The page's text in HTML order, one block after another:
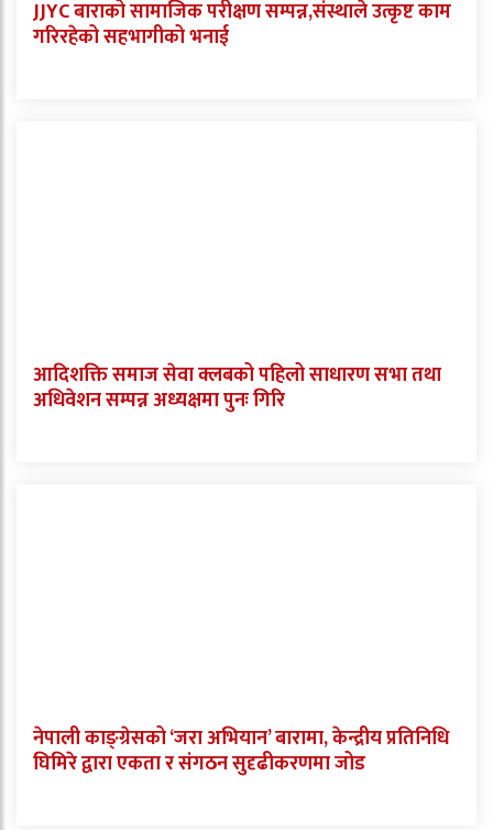
JJYC बाराको सामाजिक परीक्षण सम्पन्न,संस्थाले उत्कृष्ट काम
गरिरहेको सहभागीको भनाई
आदिशक्ति समाज सेवा क्लबको पहिलो साधारण सभा तथा
अधिवेशन सम्पन्न अध्यक्षमा पुनः गिरि
नेपाली काङ्ग्रेसको ‘जरा अभियान’ बारामा, केन्द्रीय प्रतिनिधि
घिमिरे द्वारा एकता र संगठन सुदृढीकरणमा जोड